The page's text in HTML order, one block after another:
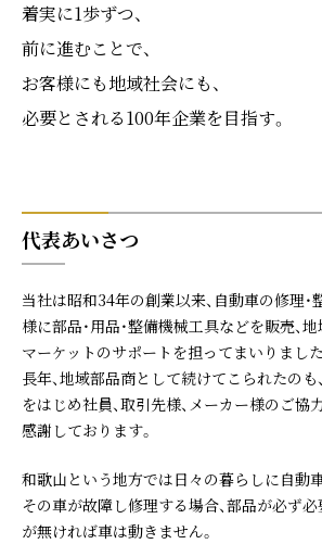
着実に1歩ずつ、
前に進むことで、
お客様にも地域社会にも、
必要とされる100年企業を目指す。
代表あいさつ
当社は昭和34年の創業以来、自動車の修理
様に部品・用品・整備機械工具などを販売、
マーケットのサポートを担ってまいりました
長年、地域部品商として続けてこられたの
をはじめ社員、取引先様、メーカー様のご協
感謝しております。
和歌山という地方では日々の暮らしに自動
その車が故障し修理する場合、部品が必ず
が無ければ車は動きません。